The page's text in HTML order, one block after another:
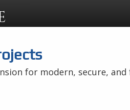
for modern, secure,